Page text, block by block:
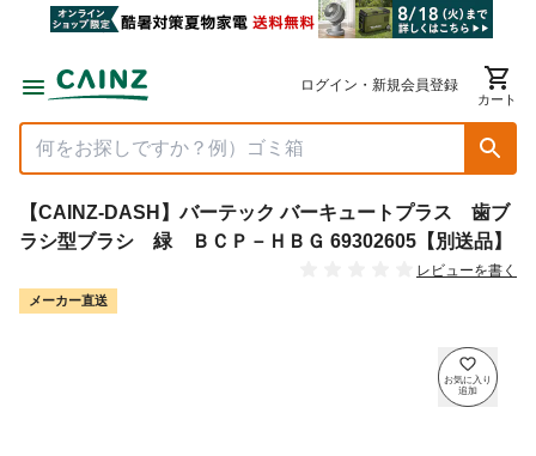
ログイン・新規会員登録
カート
【CAINZ-DASH】バーテック バーキュートプラス 歯ブ
ラシ型ブラシ 緑 ＢＣＰ－ＨＢＧ 69302605【別送品】
レビューを書く
メーカー直送